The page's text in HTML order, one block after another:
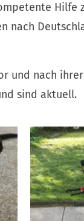
Hilfe
nach
und nach
sind aktuell.